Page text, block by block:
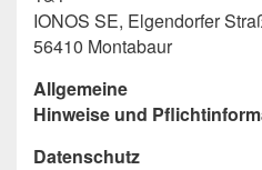
IONOS SE, Elgendorfer
56410 Montabaur
Allgemeine
Hinweise und
Datenschutz